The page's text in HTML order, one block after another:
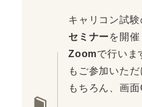
キャリコン試験
セミナーを開催
Zoomで行いま
もご参加いた
もちろん、画